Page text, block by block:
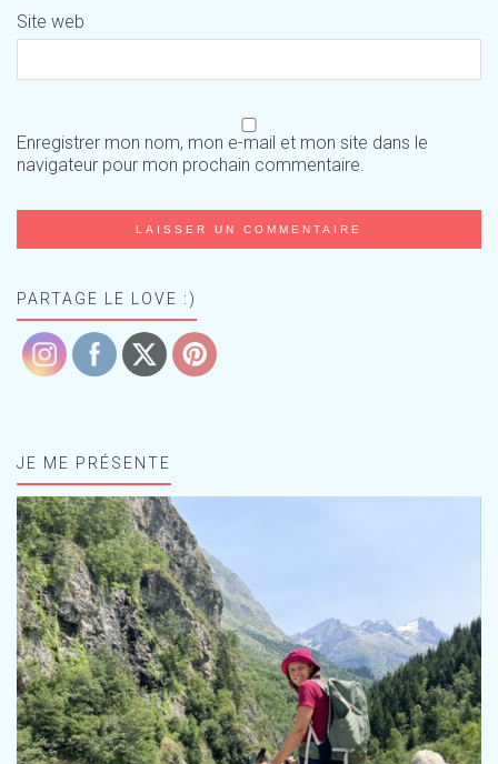
Site web
Enregistrer mon nom, mon e-mail et mon site dans le
navigateur pour mon prochain commentaire.
PARTAGE LE LOVE :)
JE ME PRÉSENTE